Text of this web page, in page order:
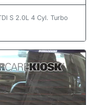
S 2.0L 4 Cyl. Turbo